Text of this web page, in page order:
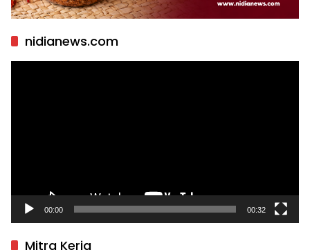
nidianews.com
00:00 00:32
Mitra Kerja